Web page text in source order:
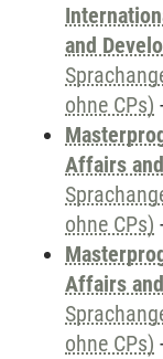
and
ohne CPs)
Affairs
ohne CPs)
Affairs
ohne CPs)